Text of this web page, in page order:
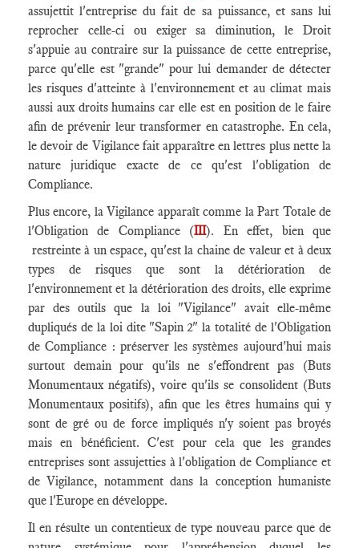
assujettit l'entreprise du fait de sa puissance, et sans lui
reprocher celle-ci ou exiger sa diminution, le Droit
s'appuie au contraire sur la puissance de cette entreprise,
parce qu'elle est "grande" pour lui demander de détecter
les risques d'atteinte à l'environnement et au climat mais
aussi aux droits humains car elle est en position de le faire
afin de prévenir leur transformer en catastrophe. En cela,
le devoir de Vigilance fait apparaître en lettres plus nette la
nature juridique exacte de ce qu'est l'obligation de
Compliance.
Plus encore, la Vigilance apparaît comme la Part Totale de
l'Obligation de Compliance (III). En effet, bien que
restreinte à un espace, qu'est la chaine de valeur et à deux
types de risques que sont la détérioration de
l'environnement et la détérioration des droits, elle exprime
par des outils que la loi "Vigilance" avait elle-même
dupliqués de la loi dite "Sapin 2" la totalité de l'Obligation
de Compliance : préserver les systèmes aujourd'hui mais
surtout demain pour qu'ils ne s'effondrent pas (Buts
Monumentaux négatifs), voire qu'ils se consolident (Buts
Monumentaux positifs), afin que les êtres humains qui y
sont de gré ou de force impliqués n'y soient pas broyés
mais en bénéficient. C'est pour cela que les grandes
entreprises sont assujetties à l'obligation de Compliance et
de Vigilance, notamment dans la conception humaniste
que l'Europe en développe.
Il en résulte un contentieux de type nouveau parce que de